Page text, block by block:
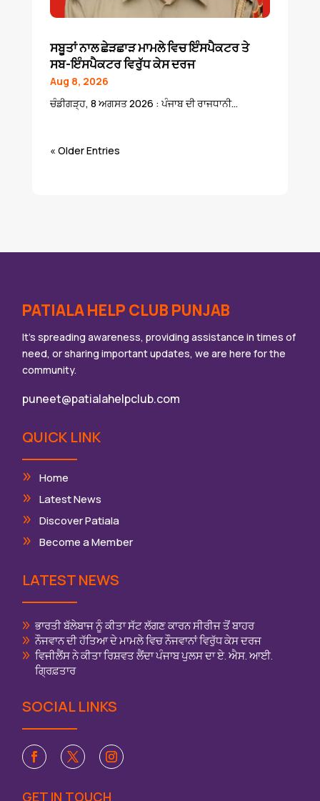
ਸਬੂਤਾਂ ਨਾਲ ਛੇੜਛਾੜ ਮਾਮਲੇ ਵਿਚ ਇੰਸਪੈਕਟਰ ਤੇ
ਸਬ-ਇੰਸਪੈਕਟਰ ਵਿਰੁੱਧ ਕੇਸ ਦਰਜ
Aug 8, 2026
ਚੰਡੀਗੜ੍ਹ, 8 ਅਗਸਤ 2026 : ਪੰਜਾਬ ਦੀ ਰਾਜਧਾਨੀ...
« Older Entries
PATIALA HELP CLUB PUNJAB
It’s spreading awareness, providing assistance in times of
need, or sharing important updates, we are here for the
community.
puneet@patialahelpclub.com
QUICK LINK
Home
Latest News
Discover Patiala
Become a Member
LATEST NEWS
ਭਾਰਤੀ ਬੱਲੇਬਾਜ ਨੂੰ ਕੀਤਾ ਸੱਟ ਲੱਗਣ ਕਾਰਨ ਸੀਰੀਜ ਤੋਂ ਬਾਹਰ
ਨੌਜਵਾਨ ਦੀ ਹੱਤਿਆ ਦੇ ਮਾਮਲੇ ਵਿਚ ਨੌਜਵਾਨਾਂ ਵਿਰੁੱਧ ਕੇਸ ਦਰਜ
ਵਿਜੀਲੈਂਸ ਨੇ ਕੀਤਾ ਰਿਸ਼ਵਤ ਲੈਂਦਾ ਪੰਜਾਬ ਪੁਲਸ ਦਾ ਏ. ਐਸ. ਆਈ.
ਗ੍ਰਿਫ਼ਤਾਰ
SOCIAL LINKS
GET IN TOUCH